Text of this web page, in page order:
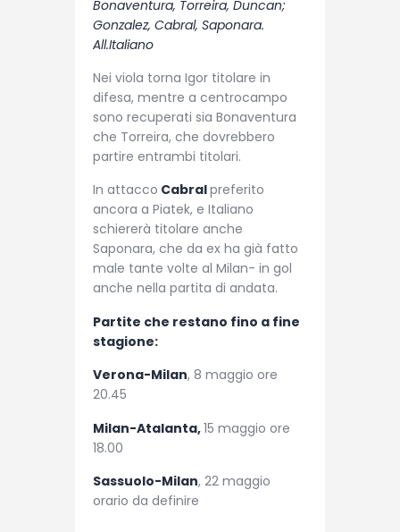
Bonaventura, Torreira, Duncan;
Gonzalez, Cabral, Saponara.
All.Italiano
Nei viola torna Igor titolare in
difesa, mentre a centrocampo
sono recuperati sia Bonaventura
che Torreira, che dovrebbero
partire entrambi titolari.
In attacco Cabralpreferito
ancora a Piatek, e Italiano
schiererà titolare anche
Saponara, che da ex ha già fatto
male tante volte al Milan- in gol
anche nella partita di andata.
Partite che restano fino a fine
stagione:
Verona-Milan, 8 maggio ore
20.45
Milan-Atalanta,15 maggio ore
18.00
Sassuolo-Milan, 22 maggio
orario da definire